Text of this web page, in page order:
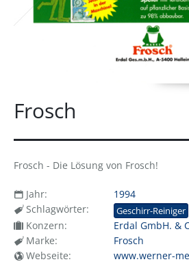
Frosch
Frosch - Die Lösung von Frosch!
Jahr:
1994
Schlagwörter:
Geschirr-Reiniger
Konzern:
Erdal GmbH. &
Marke:
Frosch
Webseite:
www.werner-